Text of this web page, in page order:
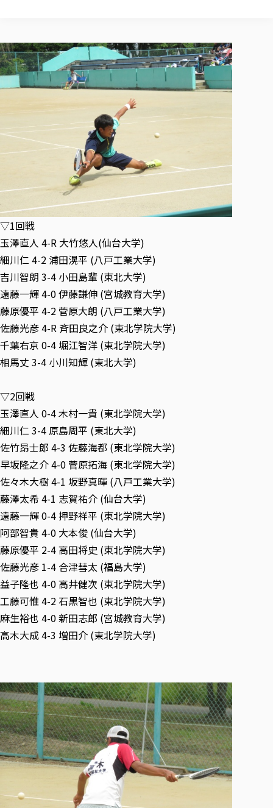
お役立ち情報（リンク集）
放射線モニタリング測定結果（国見キャンパス）
学部・学科等設置計画履行状況報告書
情報公開規程
大学院
総合福祉学研究科 社会福祉学専攻 修士課程
総合福祉学研究科 社会福祉学専攻 博士課程
総合福祉学研究科 福祉心理学専攻 修士課程
教育学研究科 教育学専攻 修士課程
通信教育部
通信教育部
通信制大学院 総合福祉学研究科 社会福祉学専攻 修士課程
通信制大学院 総合福祉学研究科 福祉心理学専攻 修士課程
カリキュラム（学部・大学院）
その他の就学機会
学びの特徴
初年次教育（リエゾンゼミⅠ）
実学臨床教育（総合福祉学部のみ履修可能）
教育実践活動（教育学科学生のみ受講可能）
禅のこころ
教員紹介・業績
学びのサポート
学びのサポート
学費（学部学科）
授業料減免・奨学金等
宿舎の紹介
学生生活サポート
学生自主活動支援
社会人学生の育児支援（一時預かり）
スポーツ傷害保険
単独学内説明会のご案内
資格取得報奨制度について
東北福祉大学求人・インターンシップ検索サイト（キャリタス
卒業生の方
卒業生の方
卒業後のキャリア支援体制
在学生による訪問、情報提供へのご協力のお願い
卒業生アンケート
よくあるご質問
東北福祉大学のDNA
在学生インタビュー
Prospective Students
学生支援センター国際交流の活動
ニュース一覧
東北福祉大学の研究紹介
共同研究等をご検討の皆様へ
東北福祉大学の紀要・リポジトリ
研究紀要
教職研究
東北福祉大学教育・教職センター特別支援教育研究年報一覧
芹沢銈介美術工芸館年報
東北福祉大学機関リポジトリ
東北福祉大学オープンアクセス方針
産学・産学官連携
産学・産学官連携
「高齢者のフレイル予防及びデジタルデバイド解消に向けた
高齢者施設特化型モジュラー車いす開発
学生参加 × 産学官連携 ～ 「行学一如」の実践
社会貢献・地域連携活動
社会貢献・地域連携活動
社会貢献への取り組み
社会貢献・地域連携活動報告書
各種社会貢献活動の窓口
伝承講座「311『伝える／備える』次世代塾」
JICA草の根技術協力事業
被災地の子ども支援活動
生涯学習・社会人講座
自治体・団体等との主な協定
自治体・団体等との主な協定
研究所について
研究者のご紹介
月例TFU実学臨床研究セミナー
特別支援教育研究室
TFU教育フォーラム
取材について
施設利用
同窓会
学内ポータルシステム
Universal Passport
▽1回戦
玉澤直人 4-R 大竹悠人(仙台大学)
細川仁 4-2 浦田滉平 (八戸工業大学)
吉川智朗 3-4 小田島輩 (東北大学)
遠藤一輝 4-0 伊藤謙伸 (宮城教育大学)
藤原優平 4-2 菅原大朗 (八戸工業大学)
佐藤光彦 4-R 斉田良之介 (東北学院大学)
千葉右京 0-4 堀江智洋 (東北学院大学)
相馬丈 3-4 小川知輝 (東北大学)
▽2回戦
玉澤直人 0-4 木村一貴 (東北学院大学)
細川仁 3-4 原島周平 (東北大学)
佐竹昂士郎 4-3 佐藤海都 (東北学院大学)
早坂隆之介 4-0 菅原拓海 (東北学院大学)
佐々木大樹 4-1 坂野真暉 (八戸工業大学)
藤澤太希 4-1 志賀祐介 (仙台大学)
遠藤一輝 0-4 押野祥平 (東北学院大学)
阿部智貴 4-0 大本俊 (仙台大学)
藤原優平 2-4 高田将史 (東北学院大学)
佐藤光彦 1-4 合津彗太 (福島大学)
益子隆也 4-0 高井健次 (東北学院大学)
工藤可惟 4-2 石黒智也 (東北学院大学)
麻生裕也 4-0 新田志郎 (宮城教育大学)
高木大成 4-3 増田介 (東北学院大学)